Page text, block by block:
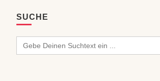
SUCHE
Search
for: